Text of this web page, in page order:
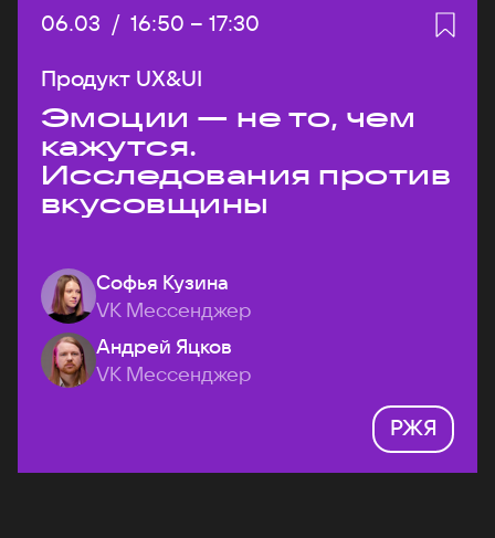
Дата:
06.03 / Начало:
16:50 – Конец:
17:30
Продукт UX&UI
Эмоции — не то, чем
кажутся.
Исследования против
вкусовщины
Софья Кузина
VK Мессенджер
Андрей Яцков
VK Мессенджер
РЖЯ